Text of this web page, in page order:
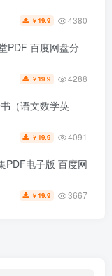
￥ 19.9 4380
PDF 百度网盘分
￥ 19.9 4288
（语文数学英
￥ 19.9 4091
PDF电子版 百度网
￥ 19.9 3667